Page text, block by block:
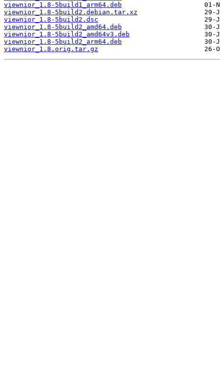
viewnior_1.8-5build1_arm64.deb
viewnior_1.8-5build2.debian.tar.xz
viewnior_1.8-5build2.dsc
viewnior_1.8-5build2_amd64.deb
viewnior_1.8-5build2_amd64v3.deb
viewnior_1.8-5build2_arm64.deb
viewnior_1.8.orig.tar.gz